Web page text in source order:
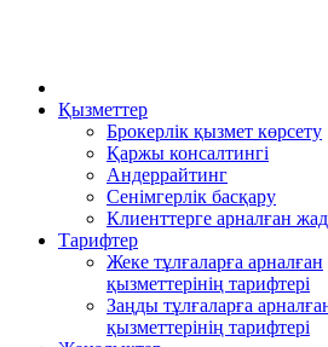
Қызметтер
Брокерлік қызмет көрсету
Қаржы консалтингі
Андеррайтинг
Сенімгерлік басқару
Клиенттерге арналған
Тарифтер
Жеке тұлғаларға арналған
қызметтерінің тарифтері
Заңды тұлғаларға
қызметтерінің тарифтері